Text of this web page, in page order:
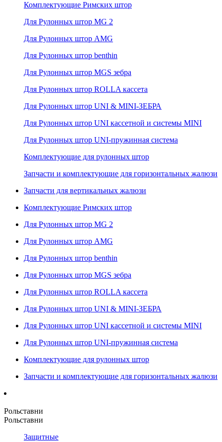
Комплектующие Римских штор
Для Рулонных штор MG 2
Для Рулонных штор AMG
Для Рулонных штор benthin
Для Рулонных штор MGS зебра
Для Рулонных штор ROLLA кассета
Для Рулонных штор UNI & MINI-ЗЕБРА
Для Рулонных штор UNI кассетной и системы MINI
Для Рулонных штор UNI-пружинная система
Комплектующие для рулонных штор
Запчасти и комплектующие для горизонтальных жалюзи
Запчасти для вертикальных жалюзи
Комплектующие Римских штор
Для Рулонных штор MG 2
Для Рулонных штор AMG
Для Рулонных штор benthin
Для Рулонных штор MGS зебра
Для Рулонных штор ROLLA кассета
Для Рулонных штор UNI & MINI-ЗЕБРА
Для Рулонных штор UNI кассетной и системы MINI
Для Рулонных штор UNI-пружинная система
Комплектующие для рулонных штор
Запчасти и комплектующие для горизонтальных жалюзи
Рольставни
Рольставни
Защитные